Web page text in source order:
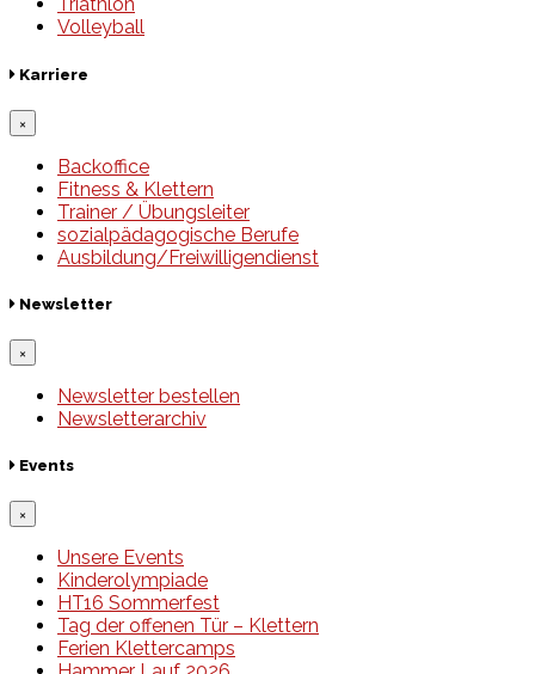
Triathlon
Volleyball
Karriere
×
Backoffice
Fitness & Klettern
Trainer / Übungsleiter
sozialpädagogische Berufe
Ausbildung/Freiwilligendienst
Newsletter
×
Newsletter bestellen
Newsletterarchiv
Events
×
Unsere Events
Kinderolympiade
HT16 Sommerfest
Tag der offenen Tür – Klettern
Ferien Klettercamps